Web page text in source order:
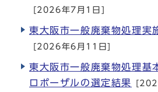
[2026年7月1日]
東大阪市一般廃棄物処理実
[2026年6月11日]
東大阪市一般廃棄物処理基
ロポーザルの選定結果